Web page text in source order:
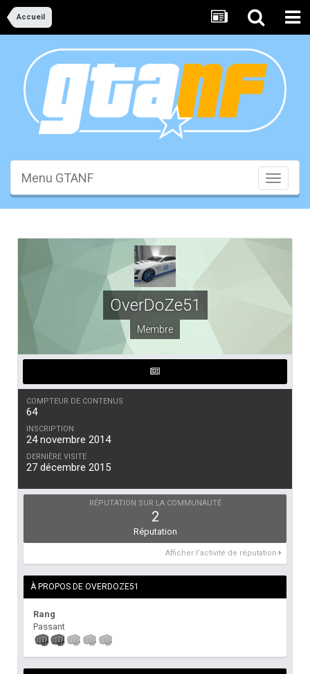
Accueil
Toggle
Menu GTANF
OverDoZe51
Membre
COMPTEUR DE CONTENUS
64
INSCRIPTION
24 novembre 2014
DERNIÈRE VISITE
27 décembre 2015
RÉPUTATION SUR LA COMMUNAUTÉ
2
Réputation
Afficher l’activité de réputation
À PROPOS DE OVERDOZE51
Rang
Passant